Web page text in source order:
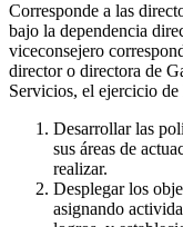
Corresponde a las
bajo la dependencia
viceconsejero
director o directora de
Servicios, el ejercicio de
Desarrollar las
sus áreas de
realizar.
Desplegar los
asignando